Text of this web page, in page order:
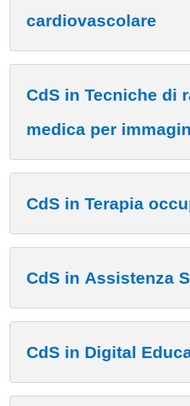
cardiovascolare
CdS in Tecniche di
medica per
CdS in Terapia
CdS in Assistenza
CdS in Digital